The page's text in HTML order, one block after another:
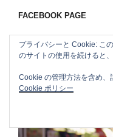
FACEBOOK PAGE
動
画
レ
プライバシーと Cookie: こ
のサイトの使用を続けると
Cookie の管理方法を含め、
Cookie ポリシー